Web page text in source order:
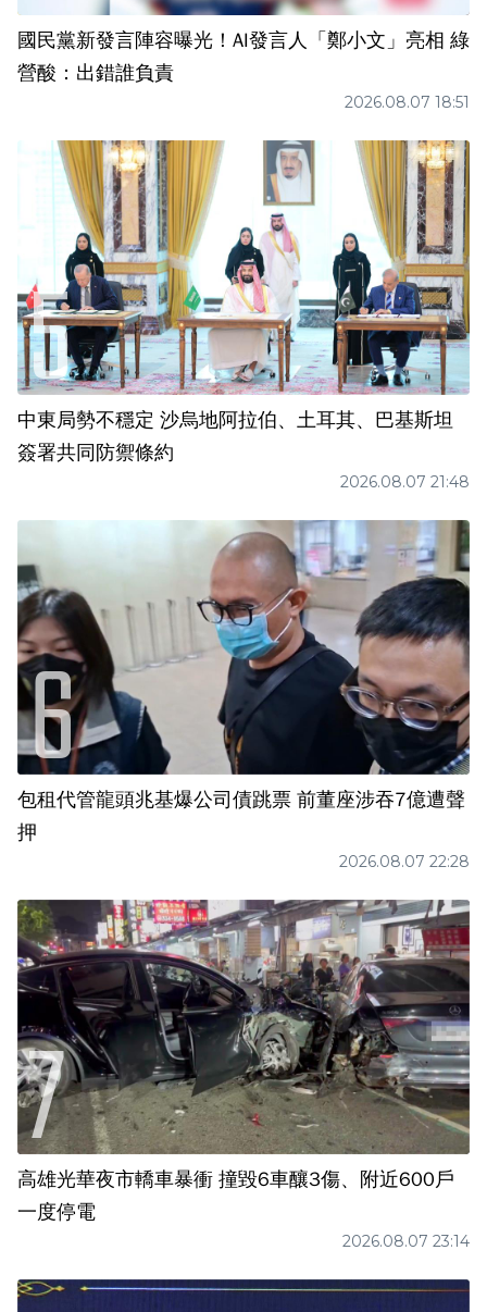
國民黨新發言陣容曝光！AI發言人「鄭小文」亮相 綠
營酸：出錯誰負責
2026.08.07 18:51
中東局勢不穩定 沙烏地阿拉伯、土耳其、巴基斯坦
簽署共同防禦條約
2026.08.07 21:48
包租代管龍頭兆基爆公司債跳票 前董座涉吞7億遭聲
押
2026.08.07 22:28
高雄光華夜市轎車暴衝 撞毀6車釀3傷、附近600戶
一度停電
2026.08.07 23:14